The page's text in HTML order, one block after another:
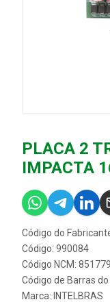
PLACA 2
IMPACTA
Código do
Código: 990084
Código NCM:
Código de Barras
Marca: INTELBRAS